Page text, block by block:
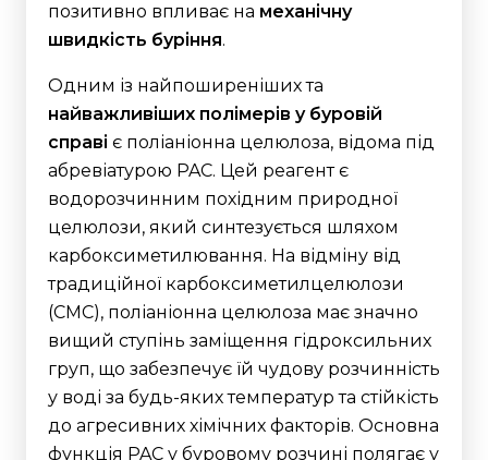
позитивно впливає на механічну
швидкість буріння.
Одним із найпоширеніших та
найважливіших полімерів у буровій
справі є поліаніонна целюлоза, відома під
абревіатурою PAC. Цей реагент є
водорозчинним похідним природної
целюлози, який синтезується шляхом
карбоксиметилювання. На відміну від
традиційної карбоксиметилцелюлози
(CMC), поліаніонна целюлоза має значно
вищий ступінь заміщення гідроксильних
груп, що забезпечує їй чудову розчинність
у воді за будь-яких температур та стійкість
до агресивних хімічних факторів. Основна
функція PAC у буровому розчині полягає у